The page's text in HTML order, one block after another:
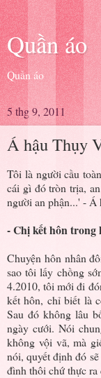
Quần áo
Quần áo
5 thg 9, 2011
Á hậu Thụy
Tôi là người cầu
cái gì đó tròn trịa,
người an phận...' - Á
- Chị kết hôn trong
Chuyện hôn nhân
sao tôi lấy chồng
4.2010, tôi mới đi
kết hôn, chỉ biết là
Sau đó không lâu
ngày cưới. Nói
không vội vã, mà
nói, quyết định đó
đình thôi chứ thực